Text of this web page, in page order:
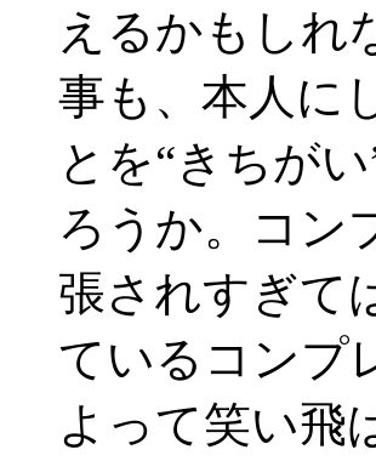
えるかもしれ
事も、本人に
とを“きちが
ろうか。コン
張されすぎて
ているコンプ
よって笑い飛